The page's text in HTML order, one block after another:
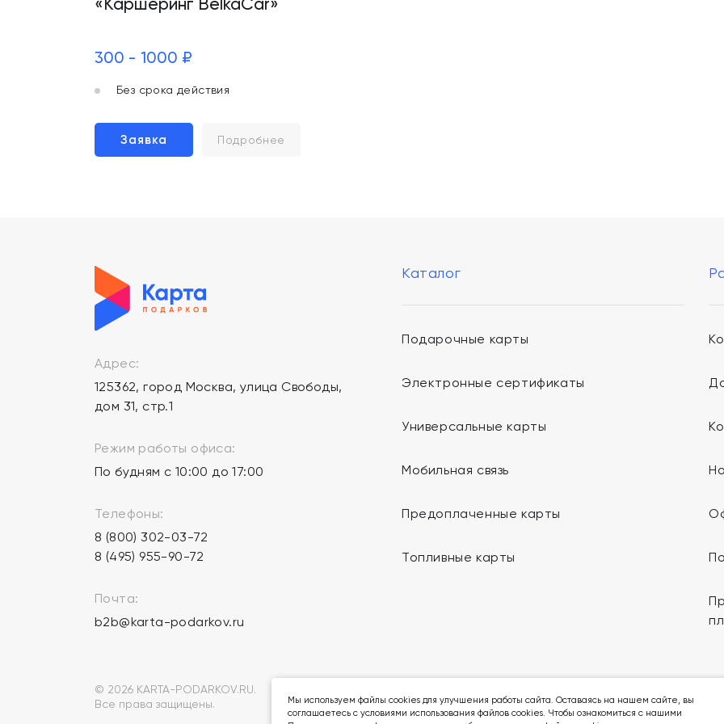
300 - 1000 ₽
Без срока действия
Заявка Подробнее
Адрес:
125362, город Москва, улица Свободы,
дом 31, стр.1
Режим работы офиса:
По будням с 10:00 до 17:00
Телефоны:
8 (800) 302-03-72
8 (495) 955-90-72
Почта:
b2b@karta-podarkov.ru
Каталог
Подарочные карты
Электронные сертификаты
Универсальные карты
Мобильная связь
Предоплаченные карты
Топливные карты
© 2026 KARTA-PODARKOV.RU.
Все права защищены.
Мы в социальных сетях:
Мы используем файлы cookies для улучшения работы сайта. Оставаясь на нашем сайте, вы
соглашаетесь с условиями использования файлов cookies. Чтобы ознакомиться с нашими